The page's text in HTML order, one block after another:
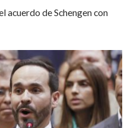
acuerdo de Schengen con